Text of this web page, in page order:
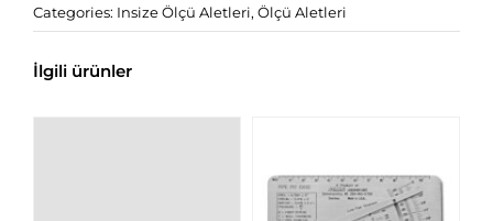
Categories: Insize Ölçü Aletleri, Ölçü Aletleri
İlgili ürünler